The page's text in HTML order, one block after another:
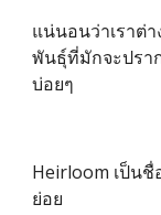
แน่นอนว่าเราต่า
พันธุ์ที่มักจะปรา
บ่อยๆ
Heirloom เป็น
ย่อย